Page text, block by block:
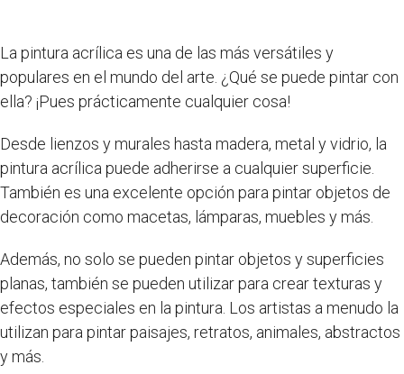
La pintura acrílica es una de las más versátiles y
populares en el mundo del arte. ¿Qué se puede pintar con
ella? ¡Pues prácticamente cualquier cosa!
Desde lienzos y murales hasta madera, metal y vidrio, la
pintura acrílica puede adherirse a cualquier superficie.
También es una excelente opción para pintar objetos de
decoración como macetas, lámparas, muebles y más.
Además, no solo se pueden pintar objetos y superficies
planas, también se pueden utilizar para crear texturas y
efectos especiales en la pintura. Los artistas a menudo la
utilizan para pintar paisajes, retratos, animales, abstractos
y más.